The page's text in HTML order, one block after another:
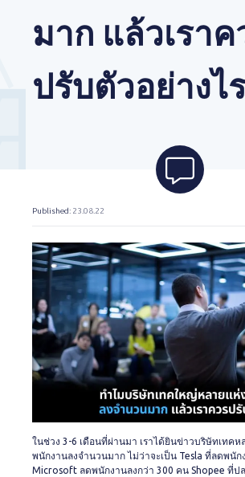
มาก แล้วเราค
ปรับตัวอย่างไ
Published: 23.08.22
ในช่วง 3-6 เดือนที่ผ่านมา เราได้ยินข่าวบริษัทเทคห
พนักงานลงจำนวนมาก ไม่ว่าจะเป็น Tesla ที่ลดพนัก
Microsoft ลดพนักงานลงกว่า 300 คน Shopee ที่